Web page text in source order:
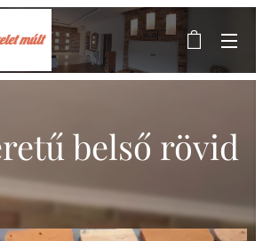
múlt
belső rövid